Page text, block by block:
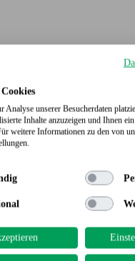
Analyse unserer Besucherdaten
Inhalte anzuzeigen und Ihnen
weitere Informationen zu den von